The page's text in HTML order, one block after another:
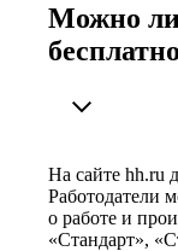
Можно ли
На сайте hh.ru
Работодатели
о работе и
«Стандарт»,